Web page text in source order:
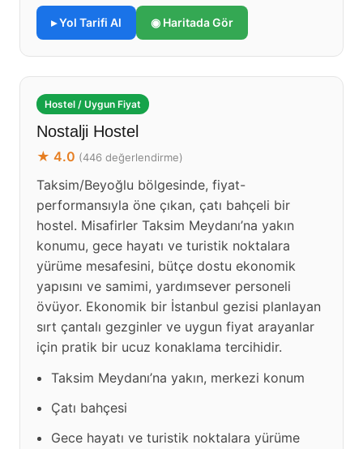
▸ Yol Tarifi Al ◉ Haritada Gör
Hostel / Uygun Fiyat
Nostalji Hostel
★ 4.0 (446 değerlendirme)
Taksim/Beyoğlu bölgesinde, fiyat-
performansıyla öne çıkan, çatı bahçeli bir
hostel. Misafirler Taksim Meydanı’na yakın
konumu, gece hayatı ve turistik noktalara
yürüme mesafesini, bütçe dostu ekonomik
yapısını ve samimi, yardımsever personeli
övüyor. Ekonomik bir İstanbul gezisi planlayan
sırt çantalı gezginler ve uygun fiyat arayanlar
için pratik bir ucuz konaklama tercihidir.
Taksim Meydanı’na yakın, merkezi konum
Çatı bahçesi
Gece hayatı ve turistik noktalara yürüme